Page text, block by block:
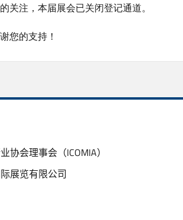
关注，本届展会已关闭登记通道。
您的支持！
协会理事会（ICOMIA）
展览有限公司